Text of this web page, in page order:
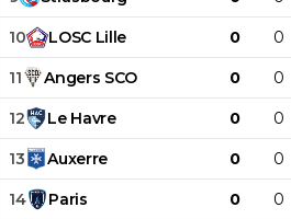
10 LOSC Lille 0 0
11 Angers SCO 0 0
12 Le Havre 0 0
13 Auxerre 0 0
14 Paris 0 0